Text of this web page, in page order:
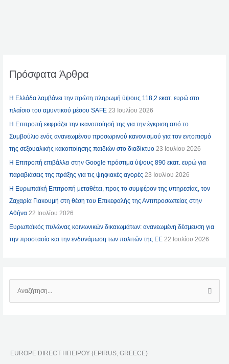
Πρόσφατα Άρθρα
Η Ελλάδα λαμβάνει την πρώτη πληρωμή ύψους 118,2 εκατ. ευρώ στο
πλαίσιο του αμυντικού μέσου SAFE 23 Ιουλίου 2026
Η Επιτροπή εκφράζει την ικανοποίησή της για την έγκριση από το
Συμβούλιο ενός ανανεωμένου προσωρινού κανονισμού για τον εντοπισμό
της σεξουαλικής κακοποίησης παιδιών στο διαδίκτυο 23 Ιουλίου 2026
Η Επιτροπή επιβάλλει στην Google πρόστιμα ύψους 890 εκατ. ευρώ για
παραβιάσεις της πράξης για τις ψηφιακές αγορές 23 Ιουλίου 2026
Η Ευρωπαϊκή Επιτροπή μεταθέτει, προς το συμφέρον της υπηρεσίας, τον
Ζαχαρία Γιακουμή στη θέση του Επικεφαλής της Αντιπροσωπείας στην
Αθήνα 22 Ιουλίου 2026
Ευρωπαϊκός πυλώνας κοινωνικών δικαιωμάτων: ανανεωμένη δέσμευση για
την προστασία και την ενδυνάμωση των πολιτών της ΕΕ 22 Ιουλίου 2026
ΤEUROPE DIRECT ΗΠΕΙΡΟΥ (EPIRUS, GREECE)